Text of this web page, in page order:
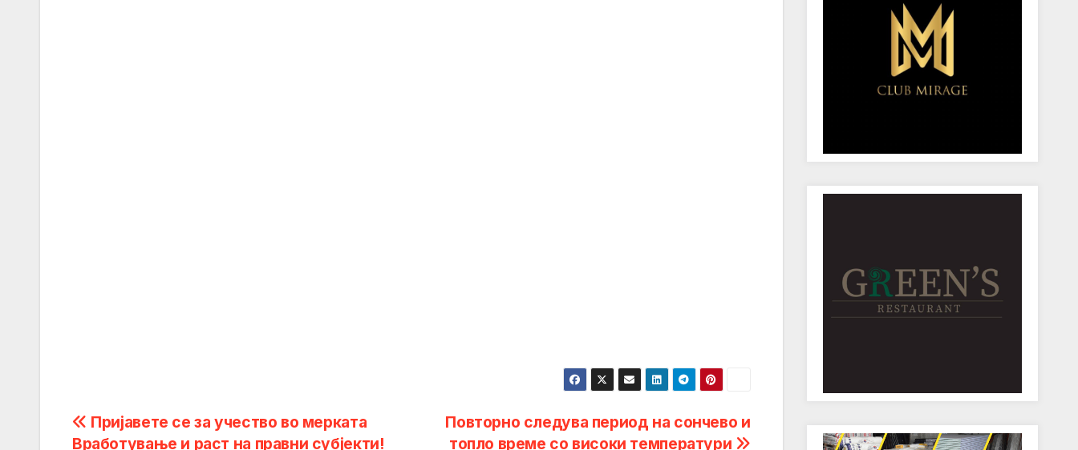
Post
Повторно следува период на сончево и
топло време со високи температури
Пријавете се за учество во мерката
Вработување и раст на правни субјекти!